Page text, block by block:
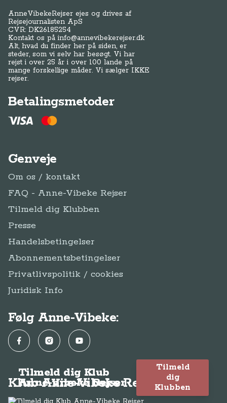
AnneVibekeRejser ejes og drives af
Rejsejournalisten ApS
CVR: DK26185254
Kontakt os påinfo@annevibekerejser.dk
Alt, hvad du finder her på siden, er
steder, som vi selv har besøgt. Vi har
rejst i over 25 år i over 100 lande på
mange forskellige måder. Vi sælger IKKE
rejser.
Betalingsmetoder
Genveje
Om os / kontakt
FAQ - Anne-Vibeke Rejser
Tilmeld dig Klubben
Presse
Handelsbetingelser
Abonnementsbetingelser
Privatlivspolitik / cookies
Juridisk Info
Følg Anne-Vibeke:
FacebookInstagramYouTube
Klub Anne-Vibeke Rejser
Tilmeld dig Klub
Anne-Vibeke Rejser
Tilmeld
dig
Klubben